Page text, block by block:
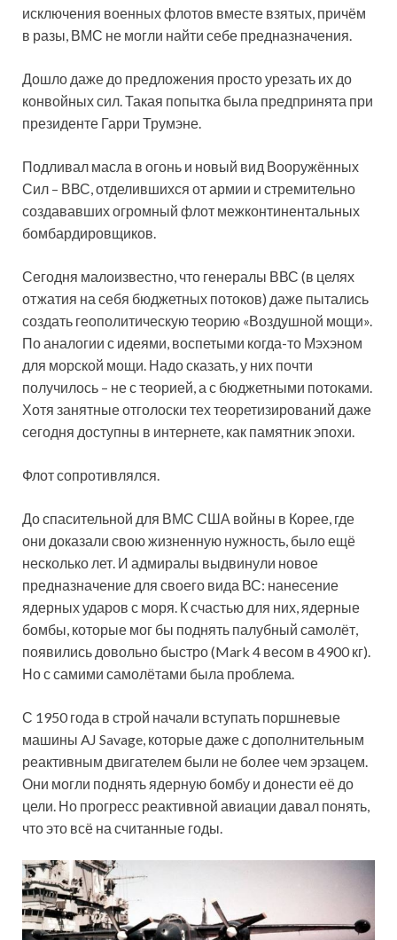
исключения военных флотов вместе взятых, причём
в разы, ВМС не могли найти себе предназначения.
Дошло даже до предложения просто урезать их до
конвойных сил. Такая попытка была предпринята при
президенте Гарри Трумэне.
Подливал масла в огонь и новый вид Вооружённых
Сил – ВВС, отделившихся от армии и стремительно
создававших огромный флот межконтинентальных
бомбардировщиков.
Сегодня малоизвестно, что генералы ВВС (в целях
отжатия на себя бюджетных потоков) даже пытались
создать геополитическую теорию «Воздушной мощи».
По аналогии с идеями, воспетыми когда-то Мэхэном
для морской мощи. Надо сказать, у них почти
получилось – не с теорией, а с бюджетными потоками.
Хотя занятные отголоски тех теоретизирований даже
сегодня доступны в интернете, как памятник эпохи.
Флот сопротивлялся.
До спасительной для ВМС США войны в Корее, где
они доказали свою жизненную нужность, было ещё
несколько лет. И адмиралы выдвинули новое
предназначение для своего вида ВС: нанесение
ядерных ударов с моря. К счастью для них, ядерные
бомбы, которые мог бы поднять палубный самолёт,
появились довольно быстро (Mark 4 весом в 4900 кг).
Но с самими самолётами была проблема.
С 1950 года в строй начали вступать поршневые
машины AJ Savage, которые даже с дополнительным
реактивным двигателем были не более чем эрзацем.
Они могли поднять ядерную бомбу и донести её до
цели. Но прогресс реактивной авиации давал понять,
что это всё на считанные годы.